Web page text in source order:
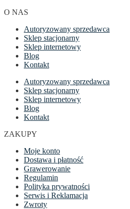
O NAS
Autoryzowany sprzedawca
Sklep stacjonarny
Sklep internetowy
Blog
Kontakt
Autoryzowany sprzedawca
Sklep stacjonarny
Sklep internetowy
Blog
Kontakt
ZAKUPY
Moje konto
Dostawa i płatność
Grawerowanie
Regulamin
Polityka prywatności
Serwis i Reklamacja
Zwroty